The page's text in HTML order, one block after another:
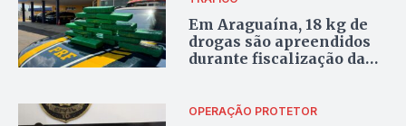
Em Araguaína, 18 kg de
drogas são apreendidos
durante fiscalização da
OPERAÇÃO PROTETOR